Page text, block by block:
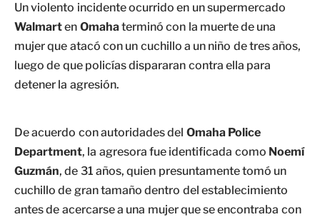
Un violento incidente ocurrido en un supermercado
Walmarten Omahaterminó con la muerte de una
mujer que atacó con un cuchillo a un niño de tres años,
luego de que policías dispararan contra ella para
detener la agresión.
De acuerdo con autoridades del Omaha Police
Department, la agresora fue identificada como Noemí
Guzmán, de 31 años, quien presuntamente tomó un
cuchillo de gran tamaño dentro del establecimiento
antes de acercarse a una mujer que se encontraba con